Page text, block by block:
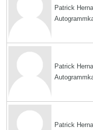
Patrick
Patrick
Patrick